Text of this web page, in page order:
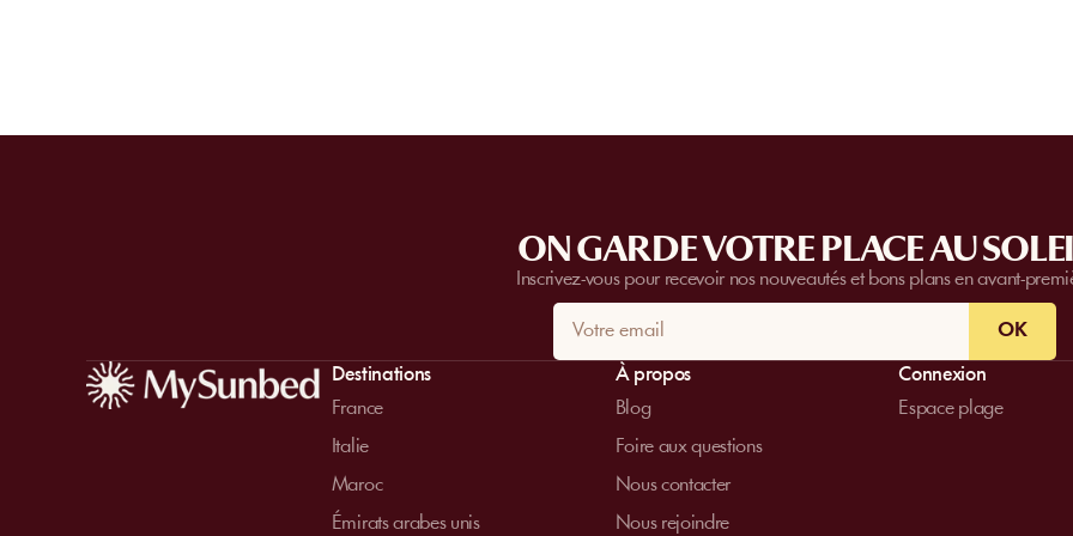
ON GARDE VOTRE PLACE AU
Inscrivez-vous pour recevoir nos nouveautés et bons plans en avant-
OK
Destinations
France
Italie
Maroc
Émirats arabes unis
À propos
Blog
Foire aux questions
Nous contacter
Nous rejoindre
Connexion
Espace plage